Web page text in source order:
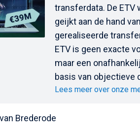
transferdata. De
geijkt aan de hand
gerealiseerde
ETV is geen exacte
maar een
basis van objectieve
Lees meer over onze
Brederode